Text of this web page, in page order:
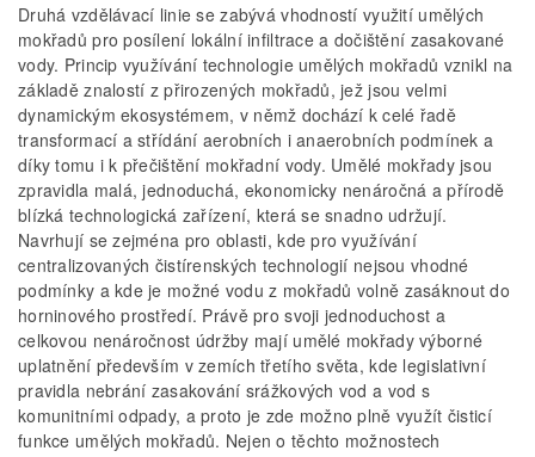
Druhá vzdělávací linie se zabývá vhodností využití umělých
mokřadů pro posílení lokální infiltrace a dočištění zasakované
vody. Princip využívání technologie umělých mokřadů vznikl na
základě znalostí z přirozených mokřadů, jež jsou velmi
dynamickým ekosystémem, v němž dochází k celé řadě
transformací a střídání aerobních i anaerobních podmínek a
díky tomu i k přečištění mokřadní vody. Umělé mokřady jsou
zpravidla malá, jednoduchá, ekonomicky nenáročná a přírodě
blízká technologická zařízení, která se snadno udržují.
Navrhují se zejména pro oblasti, kde pro využívání
centralizovaných čistírenských technologií nejsou vhodné
podmínky a kde je možné vodu z mokřadů volně zasáknout do
horninového prostředí. Právě pro svoji jednoduchost a
celkovou nenáročnost údržby mají umělé mokřady výborné
uplatnění především v zemích třetího světa, kde legislativní
pravidla nebrání zasakování srážkových vod a vod s
komunitními odpady, a proto je zde možno plně využít čisticí
funkce umělých mokřadů. Nejen o těchto možnostech